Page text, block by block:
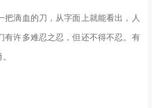
把滴血的刀，从字面上就能看出，人
有许多难忍之忍，但还不得不忍。有